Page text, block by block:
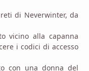
di Neverwinter, da
vicino alla capanna
i codici di accesso
con una donna del